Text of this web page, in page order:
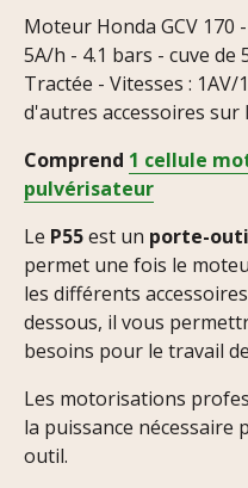
Moteur Honda GCV 170
5A/h - 4.1 bars - cuve de
Tractée - Vitesses :
d'autres accessoires
Comprend 1 cellule
pulvérisateur
Le P55est un porte-
permet une fois le
les différents
dessous, il vous
besoins pour le travail
Les motorisations
la puissance nécessaire
outil.